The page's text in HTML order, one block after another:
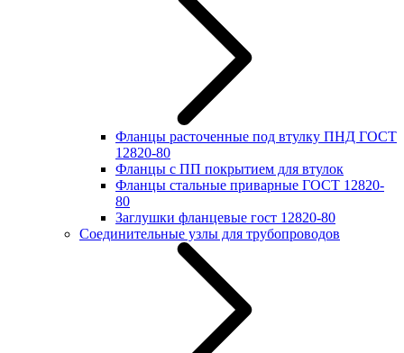
Фланцы расточенные под втулку ПНД ГОСТ
12820-80
Фланцы с ПП покрытием для втулок
Фланцы стальные приварные ГОСТ 12820-
80
Заглушки фланцевые гост 12820-80
Соединительные узлы для трубопроводов